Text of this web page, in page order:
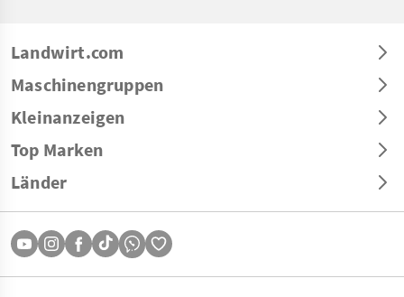
Landwirt.com
Maschinengruppen
Kleinanzeigen
Top Marken
Länder